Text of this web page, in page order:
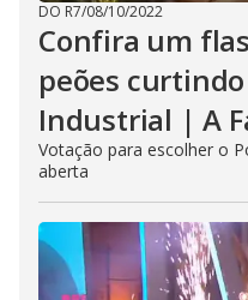
DO R7/08/10/2022
Confira um
peões
Industrial | A
Votação para escolher o
aberta